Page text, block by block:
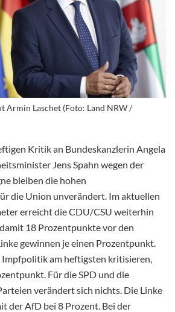
Armin Laschet (Foto: Land NRW /
Kritik an Bundeskanzlerin Angela
Jens Spahn wegen der
bleiben die hohen
die Union unverändert. Im aktuellen
erreicht die CDU/CSU weiterhin
18 Prozentpunkte vor den
gewinnen je einen Prozentpunkt.
Impfpolitik am heftigsten kritisieren,
Für die SPD und die
verändert sich nichts. Die Linke
der AfD bei 8 Prozent. Bei der